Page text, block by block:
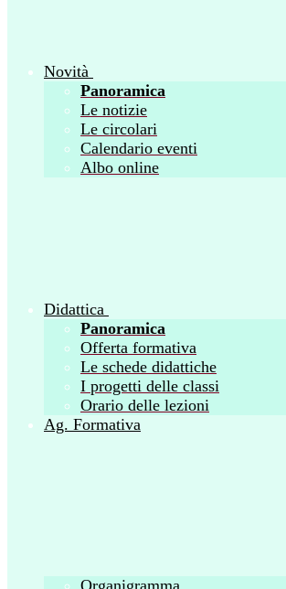
Novità
Panoramica
Le notizie
Le circolari
Calendario eventi
Albo online
Didattica
Panoramica
Offerta formativa
Le schede didattiche
I progetti delle classi
Orario delle lezioni
Ag. Formativa